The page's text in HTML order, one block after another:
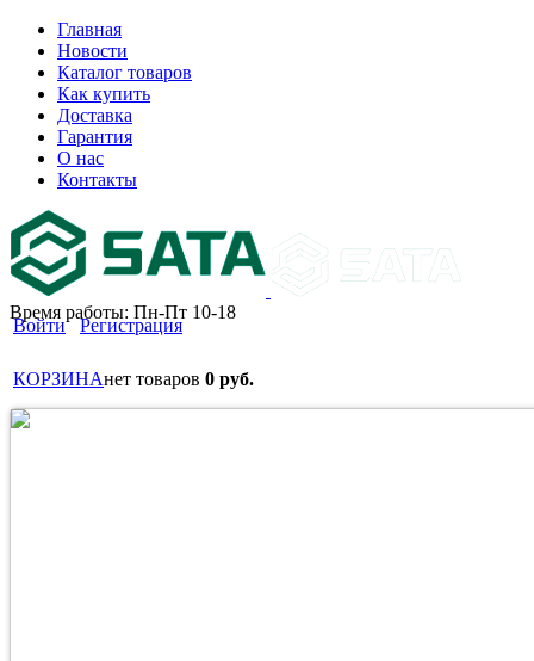
Главная
Новости
Каталог товаров
Как купить
Доставка
Гарантия
О нас
Контакты
Время работы: Пн-Пт 10-18
Войти Регистрация
КОРЗИНАнет товаров 0 руб.